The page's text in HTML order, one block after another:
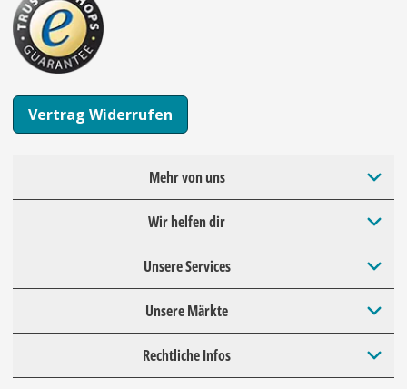
Vertrag Widerrufen
Mehr von uns
Wir helfen dir
Unsere Services
Unsere Märkte
Rechtliche Infos